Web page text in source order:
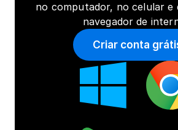
no computador, no celular e
navegador de
Criar conta